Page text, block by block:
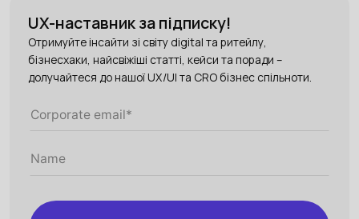
UX-наставник за підписку!
Отримуйте інсайти зі світу digital та ритейлу,
бізнесхаки, найсвіжіші статті, кейси та поради –
долучайтеся до нашої UX/UI та CRO бізнес спільноти.